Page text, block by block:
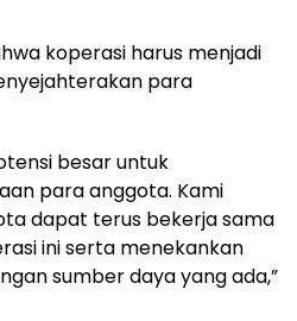
koperasi harus menjadi
para
besar untuk
para anggota. Kami
dapat terus bekerja sama
ini serta menekankan
sumber daya yang ada,”